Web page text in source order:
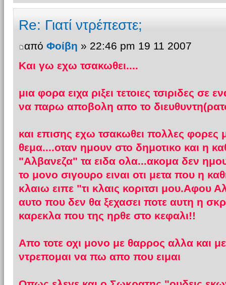
Re: Γιατί ντρέπεστε;
από Φοίβη » 22:46 pm 19 11 2007
Και γω εχω τσακωθει....
μια φορα ειχα ριξει τετοιες τσιριδες
να παρω αποβολη απο το
και επισης εχω τσακωθει πολλες φορες
θεμα....οταν ημουν στο δημοτικο και η
"Αλβανεζα" τα ειδα ολα...ακομα δεν
το μονο σιγουρο ειναι οτι μετα που η
κλαιω ειπε "τι κλαις κοριτσι μου.Αφου
αυτο που δεν θα ξεχασει ποτε αυτη η
καρεκλα που της ηρθε στο κεφαλι!!
Απο τοτε οχι μονο με θαρρος αλλα και
ντρεπομαι να πω απο που ειμαι